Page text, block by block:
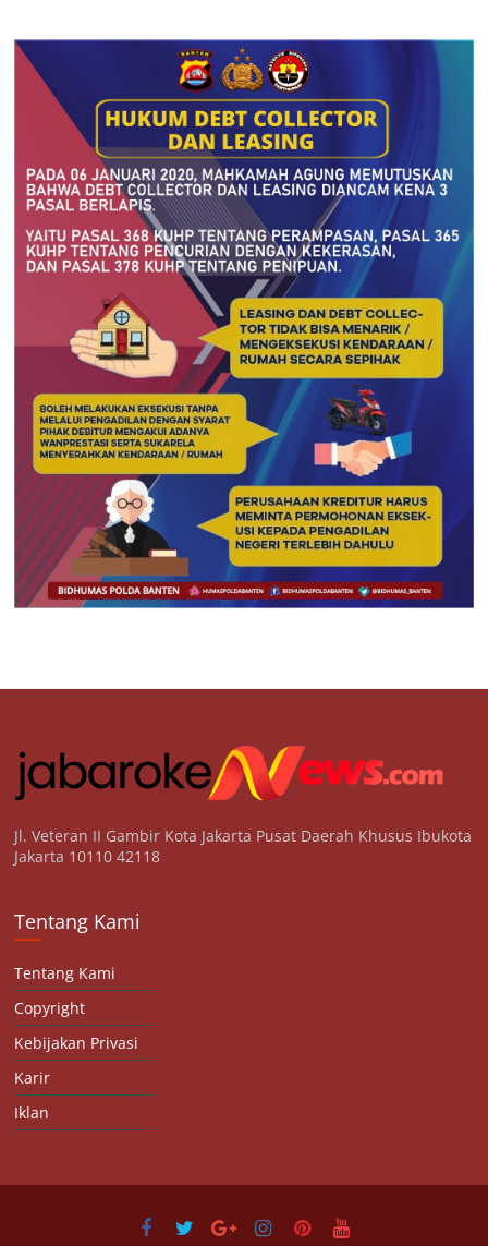
Jl. Veteran II Gambir Kota Jakarta Pusat Daerah Khusus Ibukota
Jakarta 10110 42118
Tentang Kami
Tentang Kami
Copyright
Kebijakan Privasi
Karir
Iklan